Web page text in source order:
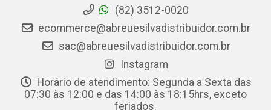
(82) 3512-0020
ecommerce@abreuesilvadistribuidor.com.br
sac@abreuesilvadistribuidor.com.br
Instagram
Horário de atendimento: Segunda a Sexta das
07:30 às 12:00 e das 14:00 às 18:15hrs, exceto
feriados.